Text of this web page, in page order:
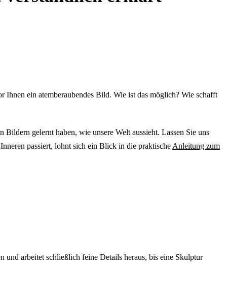
Ihnen ein atemberaubendes Bild. Wie ist das möglich? Wie schafft
gelernt haben, wie unsere Welt aussieht. Lassen Sie uns
passiert, lohnt sich ein Blick in die praktische Anleitung zum
arbeitet schließlich feine Details heraus, bis eine Skulptur